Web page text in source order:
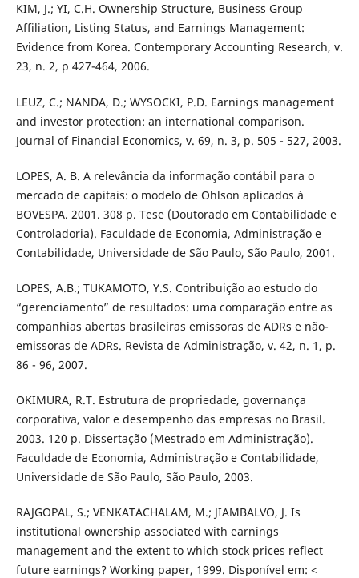
KIM, J.; YI, C.H. Ownership Structure, Business Group
Affiliation, Listing Status, and Earnings Management:
Evidence from Korea. Contemporary Accounting Research, v.
23, n. 2, p 427-464, 2006.
LEUZ, C.; NANDA, D.; WYSOCKI, P.D. Earnings management
and investor protection: an international comparison.
Journal of Financial Economics, v. 69, n. 3, p. 505 - 527, 2003.
LOPES, A. B. A relevância da informação contábil para o
mercado de capitais: o modelo de Ohlson aplicados à
BOVESPA. 2001. 308 p. Tese (Doutorado em Contabilidade e
Controladoria). Faculdade de Economia, Administração e
Contabilidade, Universidade de São Paulo, São Paulo, 2001.
LOPES, A.B.; TUKAMOTO, Y.S. Contribuição ao estudo do
“gerenciamento” de resultados: uma comparação entre as
companhias abertas brasileiras emissoras de ADRs e não-
emissoras de ADRs. Revista de Administração, v. 42, n. 1, p.
86 - 96, 2007.
OKIMURA, R.T. Estrutura de propriedade, governança
corporativa, valor e desempenho das empresas no Brasil.
2003. 120 p. Dissertação (Mestrado em Administração).
Faculdade de Economia, Administração e Contabilidade,
Universidade de São Paulo, São Paulo, 2003.
RAJGOPAL, S.; VENKATACHALAM, M.; JIAMBALVO, J. Is
institutional ownership associated with earnings
management and the extent to which stock prices reflect
future earnings? Working paper, 1999. Disponível em: <